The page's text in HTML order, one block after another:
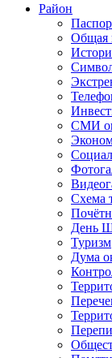
Район
Общая
СМИ
Схема
День
Туризм
Дума